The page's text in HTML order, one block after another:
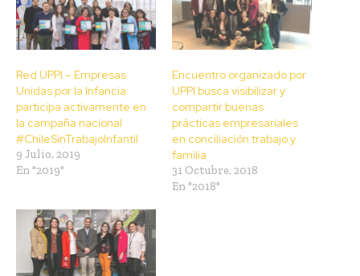
Red UPPI – Empresas
Unidas por la Infancia
participa activamente en
la campaña nacional
#ChileSinTrabajoInfantil
9 Julio, 2019
En "2019"
Encuentro organizado por
UPPI busca visibilizar y
compartir buenas
prácticas empresariales
en conciliación trabajo y
familia
31 Octubre, 2018
En "2018"